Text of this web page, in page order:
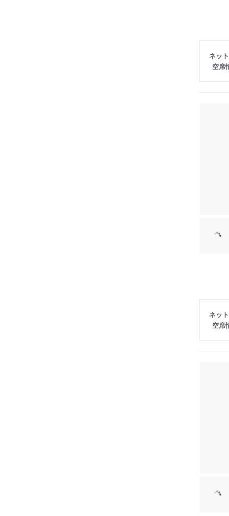
ネッ
空席
ネッ
空席